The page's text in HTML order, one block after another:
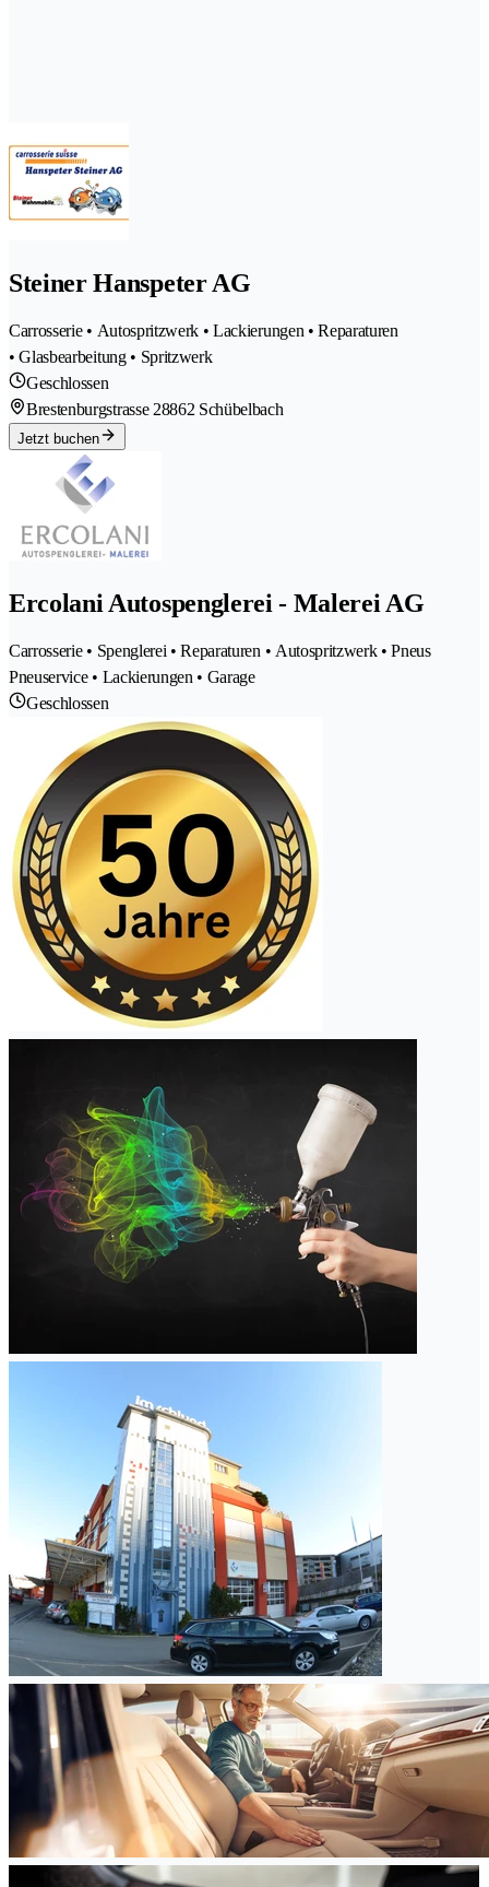
Steiner Hanspeter AG
Carrosserie • Autospritzwerk • Lackierungen • Reparaturen
• Glasbearbeitung • Spritzwerk
Geschlossen
Brestenburgstrasse 28862 Schübelbach
Jetzt buchen
Ercolani Autospenglerei - Malerei AG
Carrosserie • Spenglerei • Reparaturen • Autospritzwerk • Pneus
Pneuservice • Lackierungen • Garage
Geschlossen